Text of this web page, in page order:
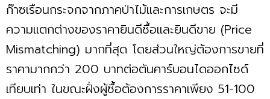
ก๊าซเรือนกระจกจากภาคป่าไม้และการเกษตร จะมี
ความแตกต่างของราคายินดีซื้อและยินดีขาย (Price
Mismatching) มากที่สุด โดยส่วนใหญ่ต้องการขายที่
ราคามากกว่า 200 บาทต่อตันคาร์บอนไดออกไซด์
เทียบเท่า ในขณะฝั่งผู้ซื้อต้องการราคาเพียง 51-100